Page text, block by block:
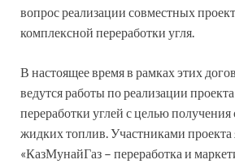
вопрос реализации совместных
комплексной переработки угля.
В настоящее время в рамках этих
ведутся работы по реализации
переработки углей с целью получения
жидких топлив. Участниками
«КазМунайГаз – переработка и